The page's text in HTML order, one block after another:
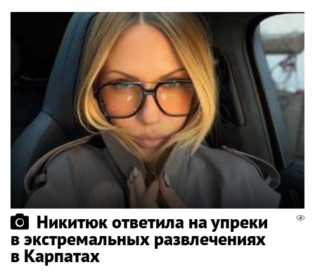
Никитюк ответила на упреки
в экстремальных развлечениях
в Карпатах